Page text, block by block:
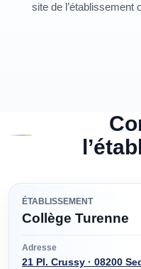
site de l’établissement
ÉTABLISSEMENT
Collège Turenne
Adresse
21 Pl. Crussy · 08200